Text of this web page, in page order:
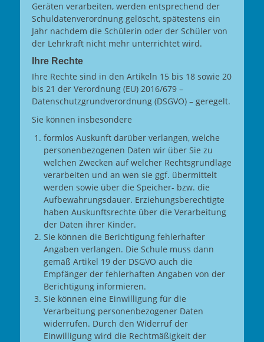
Geräten verarbeiten, werden entsprechend der
Schuldatenverordnung gelöscht, spätestens ein
Jahr nachdem die Schülerin oder der Schüler von
der Lehrkraft nicht mehr unterrichtet wird.
Ihre Rechte
Ihre Rechte sind in den Artikeln 15 bis 18 sowie 20
bis 21 der Verordnung (EU) 2016/679 –
Datenschutzgrundverordnung (DSGVO) – geregelt.
Sie können insbesondere
formlos Auskunft darüber verlangen, welche
personenbezogenen Daten wir über Sie zu
welchen Zwecken auf welcher Rechtsgrundlage
verarbeiten und an wen sie ggf. übermittelt
werden sowie über die Speicher- bzw. die
Aufbewahrungsdauer. Erziehungsberechtigte
haben Auskunftsrechte über die Verarbeitung
der Daten ihrer Kinder.
Sie können die Berichtigung fehlerhafter
Angaben verlangen. Die Schule muss dann
gemäß Artikel 19 der DSGVO auch die
Empfänger der fehlerhaften Angaben von der
Berichtigung informieren.
Sie können eine Einwilligung für die
Verarbeitung personenbezogener Daten
widerrufen. Durch den Widerruf der
Einwilligung wird die Rechtmäßigkeit der